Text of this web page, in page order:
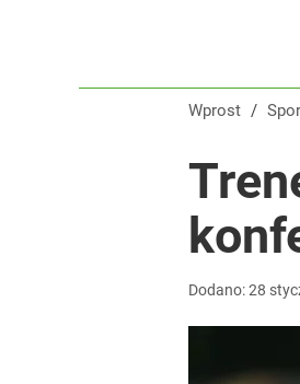
Wprost /
Dodano:28